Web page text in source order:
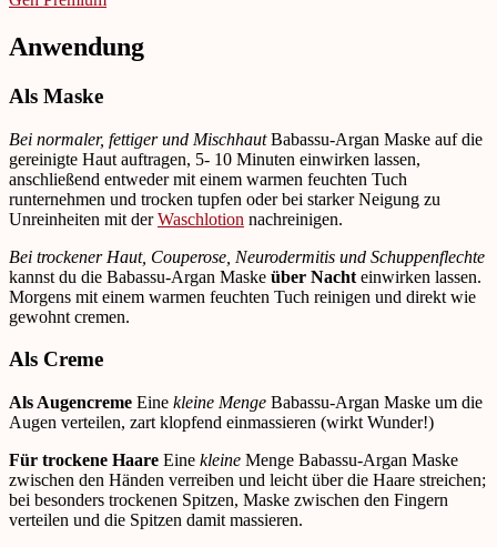
Anwendung
Als Maske
Bei normaler, fettiger und MischhautBabassu-Argan Maske auf die
gereinigte Haut auftragen, 5- 10 Minuten einwirken lassen,
anschließend entweder mit einem warmen feuchten Tuch
runternehmen und trocken tupfen oder bei starker Neigung zu
Unreinheiten mit derWaschlotion nachreinigen.
Bei trockener Haut, Couperose, Neurodermitis und Schuppenflechte
kannst du die Babassu-Argan Maske über Nacht einwirken lassen.
Morgens mit einem warmen feuchten Tuch reinigen und direkt wie
gewohnt cremen.
Als Creme
Als Augencreme Eine kleine Menge Babassu-Argan Maske um die
Augen verteilen, zart klopfend einmassieren (wirkt Wunder!)
Für trockene Haare Eine kleine Menge Babassu-Argan Maske
zwischen den Händen verreiben und leicht über die Haare streichen;
bei besonders trockenen Spitzen, Maske zwischen den Fingern
verteilen und die Spitzen damit massieren.